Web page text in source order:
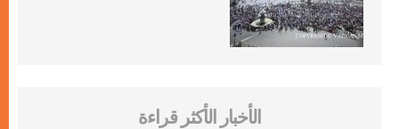
الأخبار الأكثر قراءة